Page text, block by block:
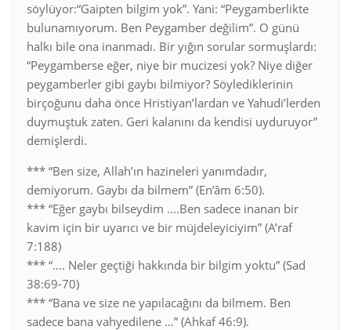
söylüyor:“Gaipten bilgim yok”. Yani: “Peygamberlikte
bulunamıyorum. Ben Peygamber değilim”. O günü
halkı bile ona inanmadı. Bir yığın sorular sormuşlardı:
“Peygamberse eğer, niye bir mucizesi yok? Niye diğer
peygamberler gibi gaybı bilmiyor? Söylediklerinin
birçoğunu daha önce Hristiyan’lardan ve Yahudi’lerden
duymuştuk zaten. Geri kalanını da kendisi uyduruyor”
demişlerdi.
*** “Ben size, Allah’ın hazineleri yanımdadır,
demiyorum. Gaybı da bilmem” (En’âm 6:50).
*** “Eğer gaybı bilseydim ….Ben sadece inanan bir
kavim için bir uyarıcı ve bir müjdeleyiciyim” (A’raf
7:188)
*** “…. Neler geçtiği hakkında bir bilgim yoktu” (Sad
38:69-70)
*** “Bana ve size ne yapılacağını da bilmem. Ben
sadece bana vahyedilene …” (Ahkaf 46:9).